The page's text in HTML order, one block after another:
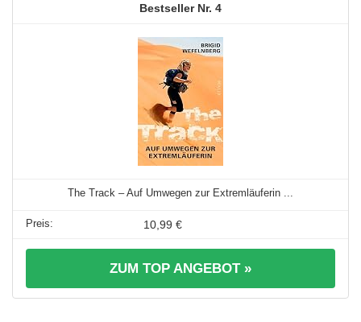
4
The Track – Auf Umwegen zur Extremläuferin ...
10,99 €
ZUM TOP ANGEBOT »